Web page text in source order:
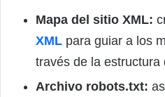
Mapa del sitio XML:
XML para guiar a los
través de la estructura
Archivo robots.txt: